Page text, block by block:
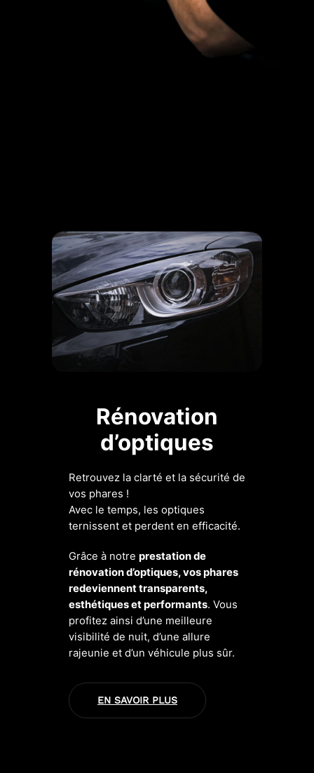
Rénovation
d’optiques
Retrouvez la clarté et la sécurité de
vos phares !
Avec le temps, les optiques
ternissent et perdent en efficacité.
Grâce à notre prestation de
rénovation d’optiques, vos phares
redeviennent transparents,
esthétiques et performants. Vous
profitez ainsi d’une meilleure
visibilité de nuit, d’une allure
rajeunie et d’un véhicule plus sûr.
EN SAVOIR PLUS